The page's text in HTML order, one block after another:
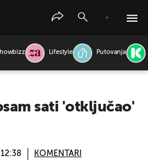
Lifestyle Putovanja
sati 'otključao'
KOMENTARI